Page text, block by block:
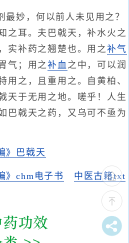
最妙，何以前人未见用之？
之耳。夫巴戟天，补水火之
实补药之翘楚也。用之补气
气；用之补血之中，可以润
用之，且重用之。自黄柏、
天于无用之地。嗟乎！人生
巴戟天之药，又乌可不亟为
》巴戟天
》chm电子书
中医古籍txt